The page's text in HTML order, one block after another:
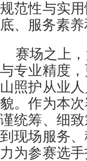
规范性与实
底、服务素养
赛场之上
与专业精度
山照护从业
貌。作为本
谨统筹、细
到现场服务
力为参赛选